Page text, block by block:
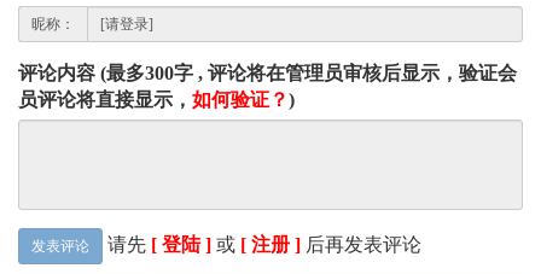
昵称：
评论内容 (最多300字 , 评论将在管理员审核后显示，验证会
员评论将直接显示， 如何验证？)
发表评论 请先 [ 登陆 ] 或 [ 注册 ] 后再发表评论